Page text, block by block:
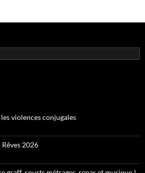
violences conjugales
2026